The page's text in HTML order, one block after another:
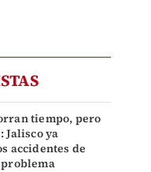
tiempo, pero
Jalisco ya
accidentes de